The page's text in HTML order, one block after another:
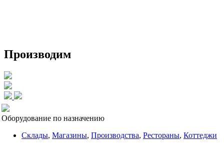
Производим
Оборудование по назначению
Склады, Магазины, Производства, Рестораны, Коттеджи